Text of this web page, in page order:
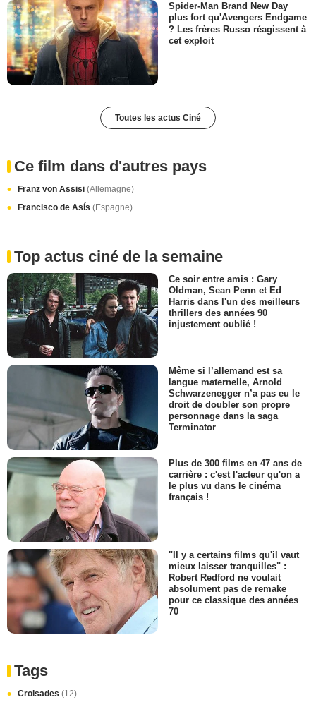
Spider-Man Brand New Day
plus fort qu'Avengers Endgame
? Les frères Russo réagissent à
cet exploit
Toutes les actus Ciné
Ce film dans d'autres pays
Franz von Assisi (Allemagne)
Francisco de Asís (Espagne)
Top actus ciné de la semaine
Ce soir entre amis : Gary
Oldman, Sean Penn et Ed
Harris dans l'un des meilleurs
thrillers des années 90
injustement oublié !
Même si l’allemand est sa
langue maternelle, Arnold
Schwarzenegger n’a pas eu le
droit de doubler son propre
personnage dans la saga
Terminator
Plus de 300 films en 47 ans de
carrière : c'est l'acteur qu'on a
le plus vu dans le cinéma
français !
"Il y a certains films qu'il vaut
mieux laisser tranquilles" :
Robert Redford ne voulait
absolument pas de remake
pour ce classique des années
70
Tags
Croisades (12)